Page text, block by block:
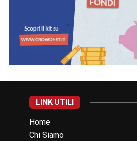
LINK UTILI
Home
Chi Siamo